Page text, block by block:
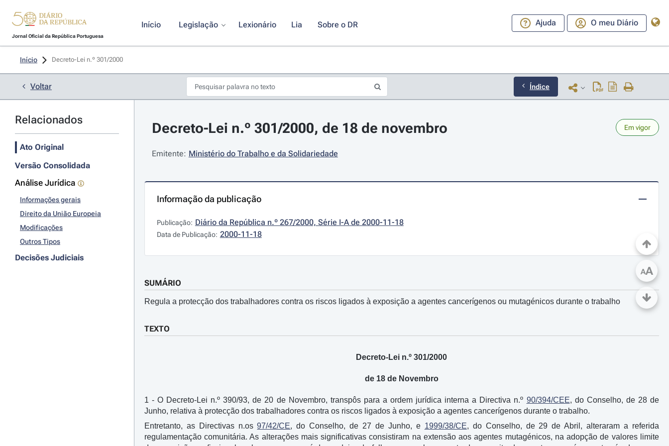
Jornal Oficial da República Portuguesa
Início Legislação Lexionário Lia Sobre o DR Ajuda O meu Diário
Início Decreto-Lei n.º 301/2000
Voltar Índice
Relacionados
Ato Original
Versão Consolidada
Análise Jurídica
Informações gerais
Direito da União Europeia
Modificações
Outros Tipos
Decisões Judiciais
Decreto-Lei n.º 301/2000, de 18 de novembro Em vigor
Emitente: Ministério do Trabalho e da Solidariedade
Informação da publicação
Publicação: Diário da República n.º 267/2000, Série I-A de 2000-11-18
Data de Publicação: 2000-11-18
SUMÁRIO
Regula a protecção dos trabalhadores contra os riscos ligados à exposição a agentes cancerígenos ou mutagénicos durante o trabalho
TEXTO
Decreto-Lei n.º 301/2000
de 18 de Novembro
1 - O Decreto-Lei n.º 390/93, de 20 de Novembro, transpôs para a ordem jurídica interna a Directiva n.º 90/394/CEE, do Conselho, de 28 de
Junho, relativa à protecção dos trabalhadores contra os riscos ligados à exposição a agentes cancerígenos durante o trabalho.
Entretanto, as Directivas n.os97/42/CE, do Conselho, de 27 de Junho, e 1999/38/CE, do Conselho, de 29 de Abril, alteraram a referida
regulamentação comunitária. As alterações mais significativas consistiram na extensão aos agentes mutagénicos, na adopção de valores limite
AA